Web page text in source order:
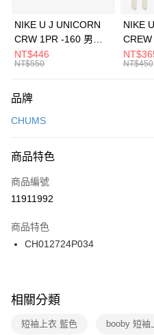
元大商業銀行
台灣樂天信用卡公司
全盈+PAY
AFTEE先享後付
【關於「AFTEE先享後付」】
便利好安心！
３．安心：先確認商品／服務後，再付
【「AFTEE先享後付」結帳流程】
１．於結帳方式選擇「AFTEE先享後
２．訂單成立數日內，您將收到繳費
３．收到繳費通知簡訊後14天內，點
ATM／網路銀行／等多元方式進行付
※ 交易是否成功請以「AFTEE先享後
是否繳費成功／繳費後需取消欲退款
客戶支援中心」https://
運送方式
每筆NT$100，滿NT$1,500(含以
宅配
每筆NT$100，滿NT$1,500(含以
付款後門市自取
每筆NT$100，滿NT$1,500(含以
NIKE U J UNICORN
CRW 1PR -160 男女
中統襪 FZ3393100
NT$446
NT$550
NIKE
NT$450
品牌
CHUMS
商品特色
商品編號
11911992
商品特色
CH012724P034
相關分類
短袖上衣 藍色 booby 短袖